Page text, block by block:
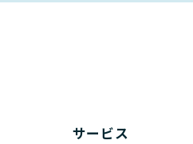
サービス